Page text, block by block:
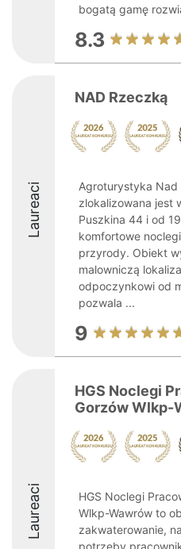
bogatą gamę
8.3
Laureaci
NAD Rzeczką
Agroturystyka Nad
zlokalizowana jest
Puszkina 44 i od
komfortowe
przyrody. Obiekt
malowniczą
odpoczynkowi od
pozwala ...
9
Laureaci
HGS Noclegi
Gorzów Wlkp-
HGS Noclegi
Wlkp-Wawrów to
zakwaterowanie,
potrzeby